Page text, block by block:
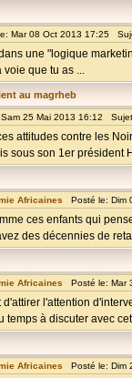
Mar 08 Oct 2013 17:25
une "logique
que tu as ...
au magrheb
25 Mai 2013 16:12
attitudes contre les
sous son 1er président
Africaines Posté le: Dim
ces enfants qui
des décennies de
Africaines Posté le: Mar
d'attirer l'attention
temps à discuter avec
Africaines Posté le: Dim